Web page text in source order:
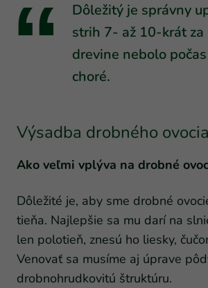
Dôležitý je správny
strih 7- až 10-krát za
drevine nebolo
choré.
Výsadba drobného ovocia
Ako veľmi vplýva na drobné
Dôležité je, aby sme drobné
tieňa. Najlepšie sa mu darí na
len polotieň, znesú ho liesky,
Venovať sa musíme aj úprave
drobnohrudkovitú štruktúru.